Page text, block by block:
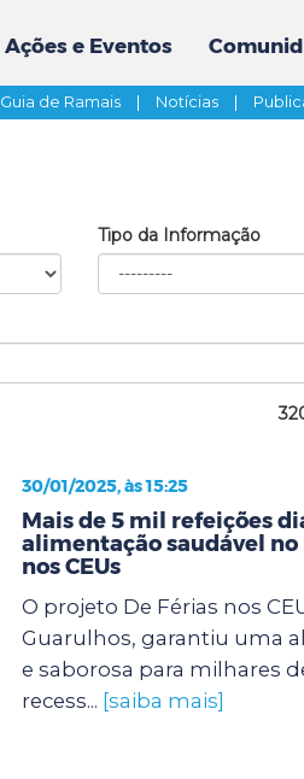
Ações e Eventos
Guia de Ramais | Notícias |
Tipo da Informação
30/01/2025, às 15:25
Mais de 5 mil refeições
alimentação saudável no
nos CEUs
O projeto De Férias nos
Guarulhos, garantiu uma
e saborosa para milhares
recess... [saiba mais]